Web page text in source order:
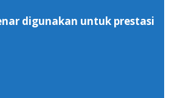
digunakan untuk prestasi